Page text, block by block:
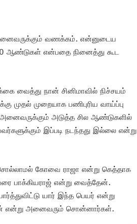
வணக்கம். என்னுடைய
ஆண்டுகள் என்பதை நினைத்து கூட
வைத்து நான் சினிமாவில் நிச்சயம்
முறையாக பணிபுரிய வாய்ப்பு
அனைவருக்கும் அடுத்த சில ஆண்டுகளில்
இப்படி நடந்தது இல்லை என்று
கோவை ராஜா என்று கெத்தாக
பாக்கியராஜ் என்று வைத்தேன்.
யார் இந்த பெயர் என்று
என்று அனைவரும் சொன்னார்கள்.